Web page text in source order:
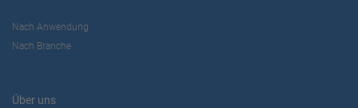
Nach Anwendung
Nach Branche
Über uns